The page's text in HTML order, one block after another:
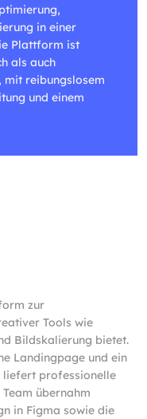
in einer
Plattform ist
als auch
mit reibungslosem
und einem
zur
Tools wie
Bildskalierung bietet.
Landingpage und ein
liefert professionelle
übernahm
in Figma sowie die